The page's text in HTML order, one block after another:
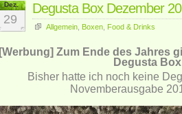
Dez.
29
Degusta Box Dezember
Allgemein Boxen Food & Drinks
[Werbung] Zum Ende des Jahres
Degusta
Bisher hatte ich noch keine
Novemberausgabe